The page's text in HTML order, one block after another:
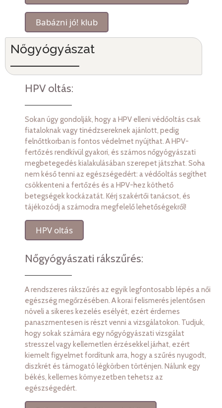
Babázni jó! klub
Nőgyógyászat
HPV oltás:
Sokan úgy gondolják, hogy a HPV elleni védőoltás csak
fiataloknak vagy tinédzsereknek ajánlott, pedig
felnőttkorban is fontos védelmet nyújthat. A HPV-
fertőzés rendkívül gyakori, és számos nőgyógyászati
megbetegedés kialakulásában szerepet játszhat. Soha
nem késő tenni az egészségedért: a védőoltás segíthet
csökkenteni a fertőzés és a HPV-hez köthető
betegségek kockázatát. Kérj szakértői tanácsot, és
tájékozódj a számodra megfelelő lehetőségekről!
HPV oltás
Nőgyógyászati rákszűrés:
A rendszeres rákszűrés az egyik legfontosabb lépés a női
egészség megőrzésében. A korai felismerés jelentősen
növeli a sikeres kezelés esélyét, ezért érdemes
panaszmentesen is részt venni a vizsgálatokon. Tudjuk,
hogy sokak számára egy nőgyógyászati vizsgálat
stresszel vagy kellemetlen érzésekkel járhat, ezért
kiemelt figyelmet fordítunk arra, hogy a szűrés nyugodt,
diszkrét és támogató légkörben történjen. Nálunk egy
békés, kellemes környezetben tehetsz az
egészségedért.